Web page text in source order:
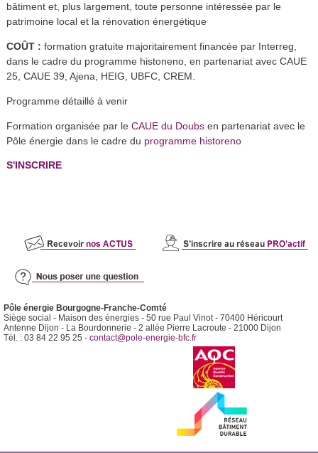
bâtiment et, plus largement, toute personne intéressée par le
patrimoine local et la rénovation énergétique
COÛT : formation gratuite majoritairement financée par Interreg,
dans le cadre du programme histoneno, en partenariat avec CAUE
25, CAUE 39, Ajena, HEIG, UBFC, CREM.
Programme détaillé à venir
Formation organisée par le CAUE du Doubsen partenariat avec le
Pôle énergie dans le cadre du programme historeno
S'INSCRIRE
Pôle énergie Bourgogne-Franche-Comté
Siège social - Maison des énergies - 50 rue Paul Vinot - 70400 Héricourt
Antenne Dijon - La Bourdonnerie - 2 allée Pierre Lacroute - 21000 Dijon
Tél. : 03 84 22 95 25 - contact@pole-energie-bfc.fr